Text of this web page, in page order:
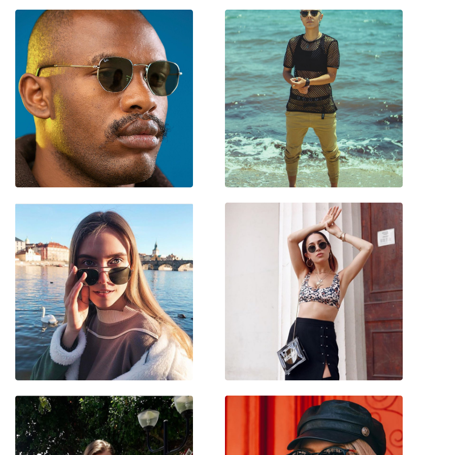
Παρέχονται με θήκη:
Πανί καθαρισμού:
Ναι
Άλλα
Τύπος:
Γυναικεία
Κατηγορία:
Γυαλιά Ηλίου Επώνυμες Μάρκες
Μάρκα:
Ray-Ban
Χρήση:
Μόδα
Κωδικός Προϊόντος / Μοντέλο:
RB4378 601/8G 54
Διαθέσιμο με συνταγή:
Ναι